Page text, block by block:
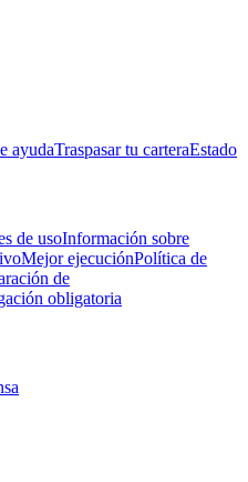
ayudaTraspasar tu carteraEstado
de usoInformación sobre
Mejor ejecuciónPolítica de
de
obligatoria